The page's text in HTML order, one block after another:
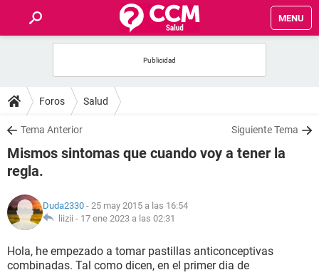
MENU
FOROS
SALUD
FAMILIA
NUTRICIÓN
Foros Salud
Tema Anterior Siguiente Tema
Mismos sintomas que cuando voy a tener la
regla.
Duda2330 - 25 may 2015 a las 16:54
liizii - 17 ene 2023 a las 02:31
Hola, he empezado a tomar pastillas anticonceptivas
combinadas. Tal como dicen, en el primer dia de